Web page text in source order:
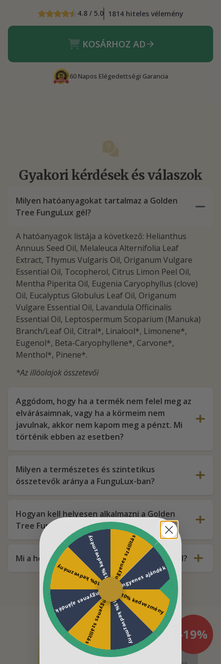
4.8 / 5.0 1814 hiteles vélemény
KOSÁRHOZ AD
60 Napos Elégedettségi Garancia
Gyakori kérdések és válaszok
Milyen hatóanyagokat tartalmaz a Golden
Tree FunguLux gél?
A hatóanyagok listája a következő: Helianthus
Annuus Seed Oil, Melaleuca Alternifolia Leaf
Extract, Thymus Vulgaris Oil, Origanum Vulgare
Essential Oil, Tocopherol, Citrus Limon Peel Oil,
Mentha Piperita Oil, Eugenia Caryophyllus (clove)
Oil, Eucalyptus Globulus Leaf Oil, Origanum
Vulgare Essential Oil, Lavandula Officinalis
Essential Oil, Leptospermum Scoparium (Manuka)
Branch/Leaf Oil, Citral*, Linalool*, Limonene*,
Eugenol*, Beta-Caryophyllene*, Carvone*,
Menthol*, Pinene*.
*Az illóolajok összetevői
Aggódom, hogy ha a termék nem felel meg az
elvárásaimnak, vagy ha a körmeim nem
javulnak, akkor nem kapom meg a pénzt. Mi
történik ebben az esetben?
Milyen a természetes és szintetikus
összetevők aránya a FunguLux-ban?
Hogyan kell helyesen alkalmazni a Golden
Tree FunguLux-ot?
Mi a helyzet magával a termék minőségével?
-19%
Ingyenes szállítás
Ingyenes ajándék
10% kedvezmény
15% kedvezmény
Ingyenes szállítás
Ingyenes ajándék
10% kedvezmény
15% kedvezmény